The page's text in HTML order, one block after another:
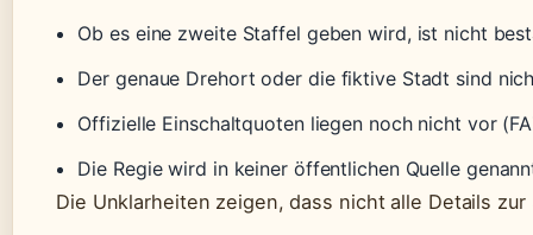
Ob es eine zweite Staffel geben wird, ist nicht
Der genaue Drehort oder die fiktive Stadt sind
Offizielle Einschaltquoten liegen noch nicht vor
Die Regie wird in keiner öffentlichen Quelle
Die Unklarheiten zeigen, dass nicht alle Details